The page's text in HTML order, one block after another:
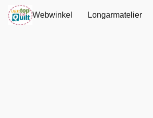
Webwinkel Longarmatelier